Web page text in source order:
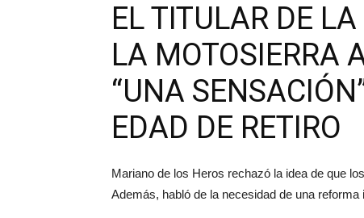
EL TITULAR DE
LA MOTOSIERRA
“UNA
EDAD DE RETIRO
Mariano de los Heros rechazó la idea de que
Además, habló de la necesidad de una reforma